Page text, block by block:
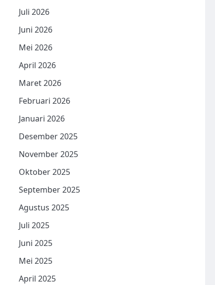
Juli 2026
Juni 2026
Mei 2026
April 2026
Maret 2026
Februari 2026
Januari 2026
Desember 2025
November 2025
Oktober 2025
September 2025
Agustus 2025
Juli 2025
Juni 2025
Mei 2025
April 2025